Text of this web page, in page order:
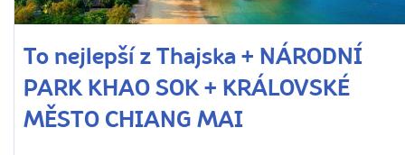
To nejlepší z Thajska + NÁRODNÍ
PARK KHAO SOK + KRÁLOVSKÉ
MĚSTO CHIANG MAI